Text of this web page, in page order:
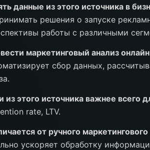
данные из этого источника в
решения о запуске
работы с различными
маркетинговый анализ
сбор данных,
из этого источника важнее всего
rate, LTV.
от ручного маркетингового
ускоряет обработку